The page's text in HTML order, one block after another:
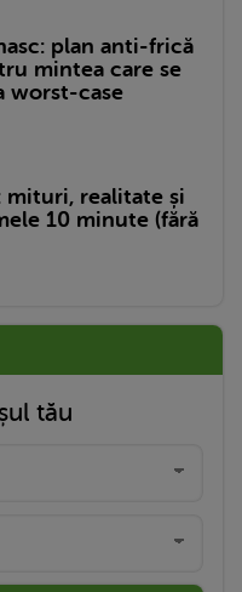
plan anti-frică
mintea care se
worst-case
mituri, realitate și
10 minute (fără
tău